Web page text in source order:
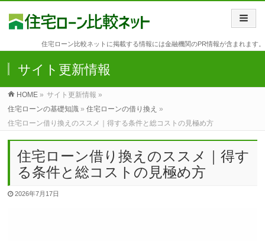
住宅ローン比較ネットに掲載する情報には金融機関のPR情報が含まれます。
サイト更新情報
HOME » サイト更新情報 »
住宅ローンの基礎知識 »住宅ローンの借り換え »
住宅ローン借り換えのススメ｜得する条件と総コストの見極め方
住宅ローン借り換えのススメ｜得す
る条件と総コストの見極め方
2026年7月17日